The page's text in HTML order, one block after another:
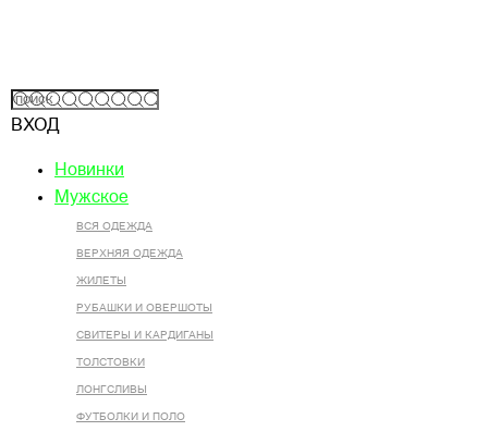
ВХОД
Новинки
Мужское
ВСЯ ОДЕЖДА
ВЕРХНЯЯ ОДЕЖДА
ЖИЛЕТЫ
РУБАШКИ И ОВЕРШОТЫ
СВИТЕРЫ И КАРДИГАНЫ
ТОЛСТОВКИ
ЛОНГСЛИВЫ
ФУТБОЛКИ И ПОЛО